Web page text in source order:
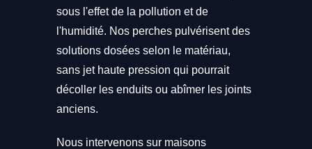
sous l'effet de la pollution et de
l'humidité. Nos perches pulvérisent des
solutions dosées selon le matériau,
sans jet haute pression qui pourrait
décoller les enduits ou abîmer les joints
anciens.
Nous intervenons sur maisons